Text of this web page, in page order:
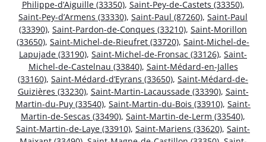
Philippe-d’Aiguille (33350), Saint-Pey-de-Castets (33350),
Saint-Pey-d’Armens (33330), Saint-Paul (87260), Saint-Paul
(33390), Saint-Pardon-de-Conques (33210), Saint-Morillon
(33650), Saint-Michel-de-Rieufret (33720), Saint-Michel-de-
Lapujade (33190), Saint-Michel-de-Fronsac (33126), Saint-
Michel-de-Castelnau (33840), Saint-Médard-en-Jalles
(33160), Saint-Médard-d’Eyrans (33650), Saint-Médard-de-
Guizières (33230), Saint-Martin-Lacaussade (33390), Saint-
Martin-du-Puy (33540), Saint-Martin-du-Bois (33910), Saint-
Martin-de-Sescas (33490), Saint-Martin-de-Lerm (33540),
Saint-Martin-de-Laye (33910), Saint-Mariens (33620), Saint-